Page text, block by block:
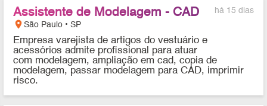
há 15 dias
Assistente de Modelagem - CAD
location_onSão Paulo • SP
Empresa varejista de artigos do vestuário e
acessórios admite profissional para atuar
com modelagem, ampliação em cad, copia de
modelagem, passar modelagem para CAD, imprimir
risco.